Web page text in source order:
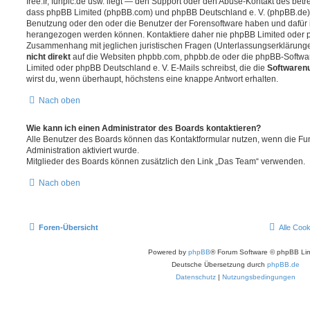
dass phpBB Limited (phpBB.com) und phpBB Deutschland e. V.
Benutzung oder den oder die Benutzer der Forensoftware haben und
herangezogen werden können. Kontaktiere daher nie phpBB Limited oder
Zusammenhang mit jeglichen juristischen Fragen
nicht direkt auf die Websiten phpbb.com, phpbb.de oder die phpBB-
Limited oder phpBB Deutschland e. V. E-Mails schreibst, die die
wirst du, wenn überhaupt, höchstens eine knappe Antwort erhalten.
Nach oben
Wie kann ich einen Administrator des Boards kontaktieren?
Alle Benutzer des Boards können das Kontaktformular nutzen, wenn die
Administration aktiviert wurde.
Mitglieder des Boards können zusätzlich den Link „Das Team“ verwenden.
Nach oben
Foren-Übersicht Alle
Powered by phpBB® Forum Software © phpBB
Deutsche Übersetzung durch phpBB.de
Datenschutz | Nutzungsbedingungen